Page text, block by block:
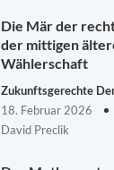
Die Mär der
der mittigen
Wählerschaft
Zukunftsgerechte
18. Februar 2026
David Preclik